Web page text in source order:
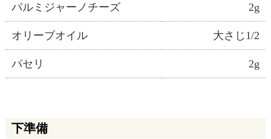
パルミジャーノチーズ 2g
オリーブオイル 大さじ1/2
パセリ 2g
下準備